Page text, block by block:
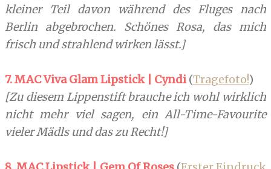
kleiner Teil davon während des Fluges nach
Berlin abgebrochen. Schönes Rosa, das mich
frisch und strahlend wirken lässt.]
7. MAC Viva Glam Lipstick | Cyndi(Tragefoto!)
[Zu diesem Lippenstift brauche ich wohl wirklich
nicht mehr viel sagen, ein All-Time-Favourite
vieler Mädls und das zu Recht!]